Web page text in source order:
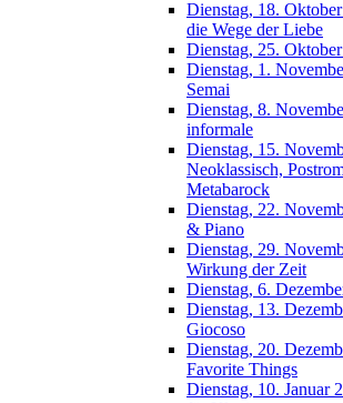
Dienstag, 18.
die Wege der Liebe
Dienstag, 25.
Dienstag, 1.
Semai
Dienstag, 8.
informale
Dienstag, 15.
Neoklassisch,
Metabarock
Dienstag, 22.
& Piano
Dienstag, 29.
Wirkung der Zeit
Dienstag, 6.
Dienstag, 13.
Giocoso
Dienstag, 20.
Favorite Things
Dienstag, 10. Januar